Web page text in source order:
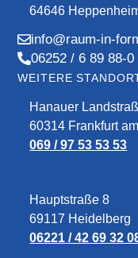
64646
info@raum-in-
06252 / 6 89 88-0
WEITERE
Hanauer
60314 Frankfurt
069 / 97 53 53 53
Hauptstraße 8
69117 Heidelberg
06221 / 42 69 32